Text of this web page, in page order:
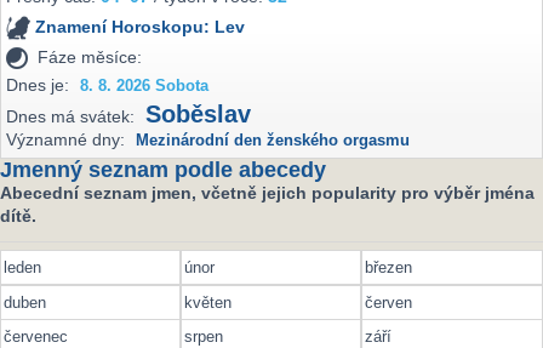
Znamení Horoskopu: Lev
Fáze měsíce:
Dnes je:
8. 8. 2026 Sobota
Dnes má svátek: Soběslav
Významné dny: Mezinárodní den ženského orgasmu
Jmenný seznam podle abecedy
Abecední seznam jmen, včetně jejich popularity pro výběr jména
dítě.
leden únor
březen
duben
květen
červen
červenec
srpen
září